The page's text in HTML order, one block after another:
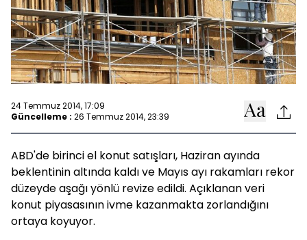
24 Temmuz 2014, 17:09
Güncelleme : 26 Temmuz 2014, 23:39
ABD'de birinci el konut satışları, Haziran ayında
beklentinin altında kaldı ve Mayıs ayı rakamları rekor
düzeyde aşağı yönlü revize edildi. Açıklanan veri
konut piyasasının ivme kazanmakta zorlandığını
ortaya koyuyor.